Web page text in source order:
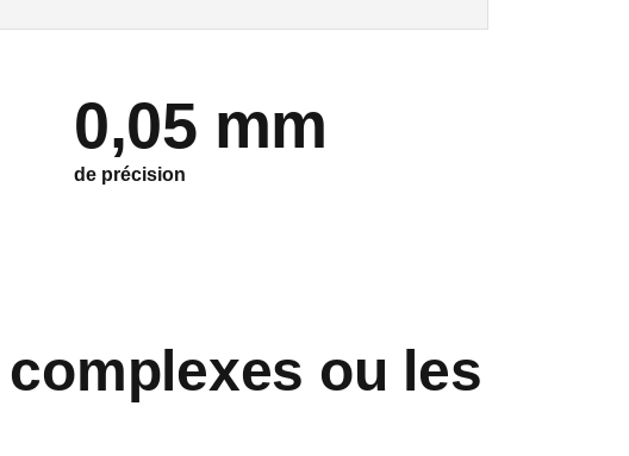
0,05 mm
de précision
ou les